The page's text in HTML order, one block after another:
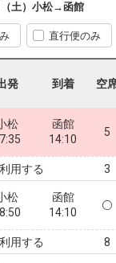
土） 小松→函館
直行便のみ
発 到着 空
松
函館
14:10
5
用する 3
松
函館
14:10
用する 8